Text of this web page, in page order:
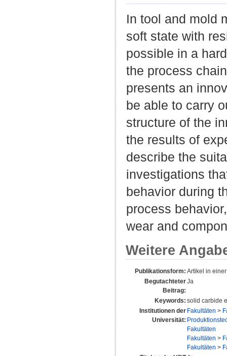
In tool and mold
soft state with
possible in a
the process
presents an
be able to carry
structure of the
the results of
describe the
investigations
behavior during
process
wear and
Weitere
Publikationsform: Artikel in
Begutachteter
Beitrag:
Ja
Keywords: solid carbide
Institutionen der
Universität:
Fakultäten >
Fakultäten
Fakultäten >
Fakultäten >